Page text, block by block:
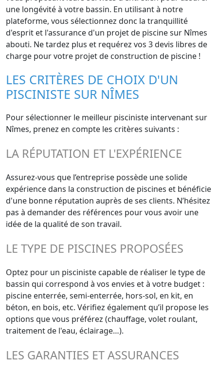
une longévité à votre bassin. En utilisant à notre
plateforme, vous sélectionnez donc la tranquillité
d'esprit et l'assurance d'un projet de piscine sur Nîmes
abouti. Ne tardez plus et requérez vos 3 devis libres de
charge pour votre projet de construction de piscine !
LES CRITÈRES DE CHOIX D'UN
PISCINISTE SUR NÎMES
Pour sélectionner le meilleur pisciniste intervenant sur
Nîmes, prenez en compte les critères suivants :
LA RÉPUTATION ET L'EXPÉRIENCE
Assurez-vous que l’entreprise possède une solide
expérience dans la construction de piscines et bénéficie
d'une bonne réputation auprès de ses clients. N’hésitez
pas à demander des références pour vous avoir une
idée de la qualité de son travail.
LE TYPE DE PISCINES PROPOSÉES
Optez pour un pisciniste capable de réaliser le type de
bassin qui correspond à vos envies et à votre budget :
piscine enterrée, semi-enterrée, hors-sol, en kit, en
béton, en bois, etc. Vérifiez également qu’il propose les
options que vous préférez (chauffage, volet roulant,
traitement de l'eau, éclairage…).
LES GARANTIES ET ASSURANCES